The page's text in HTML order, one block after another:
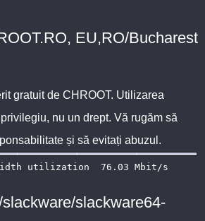
EU,RO/Bucharest
gratuit de CHROOT. Utilizarea
nu un drept. Vă rugăm să
și să evitați abuzul.
slackware64-